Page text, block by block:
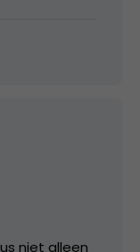
niet alleen